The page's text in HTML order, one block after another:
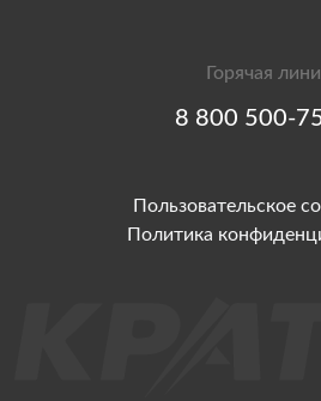
Горячая
8 800 500-
Пользовательское
Политика